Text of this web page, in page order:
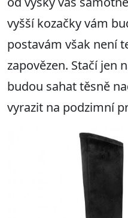
vyšší kozačky vám
postavám však není
zapovězen. Stačí jen
budou sahat těsně
vyrazit na podzimní